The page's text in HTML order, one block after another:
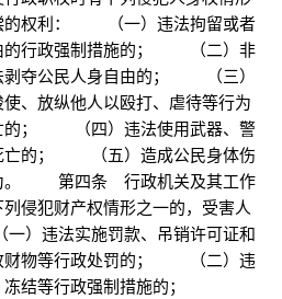
的权利： （一）违法拘留或者
的行政强制措施的； （二）非
剥夺公民人身自由的； （三）
、放纵他人以殴打、虐待等行为
的； （四）违法使用武器、警
亡的； （五）造成公民身体伤
。 第四条 行政机关及其工作
侵犯财产权情形之一的，受害人
违法实施罚款、吊销许可证和
财物等行政处罚的； （二）违
冻结等行政强制措施的；